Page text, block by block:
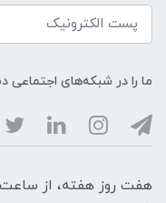
ما را در شبکه‌های اجتماعی